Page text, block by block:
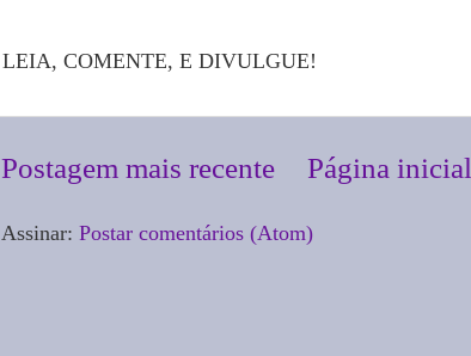
LEIA, COMENTE, E DIVULGUE!
Postagem mais recente Página inicial
Assinar: Postar comentários (Atom)